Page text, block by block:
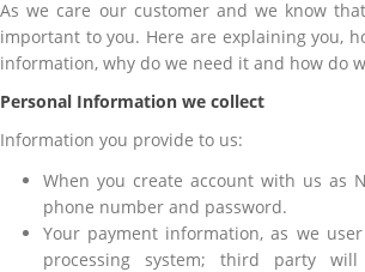
As we care our customer and we know
important to you. Here are explaining you,
information, why do we need it and how do
Personal Information we collect
Information you provide to us:
When you create account with us as
phone number and password.
Your payment information, as we
processing system; third party